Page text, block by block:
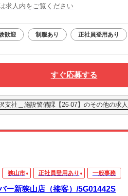
求人内をご覧ください
歓迎 制服あり 正社員登用あり
すぐ応募する
支社＿施設警備課【26-07】のその他の求
狭山市 正社員登用あり 一般事務
ー新狭山店（接客）/5G01442S